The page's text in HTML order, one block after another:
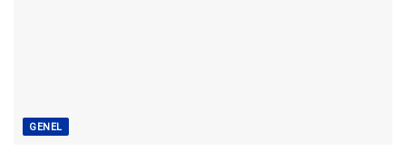
GENEL